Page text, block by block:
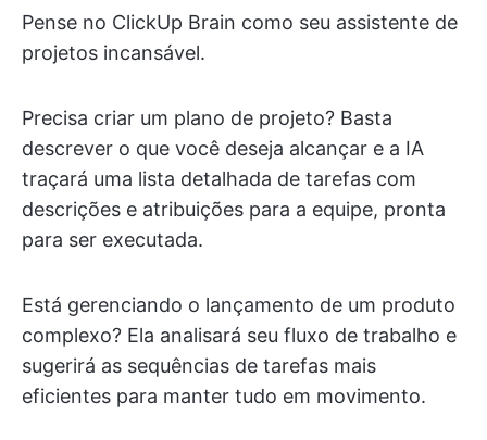
Pense no ClickUp Brain como seu assistente de
projetos incansável.
Precisa criar um plano de projeto? Basta
descrever o que você deseja alcançar e a IA
traçará uma lista detalhada de tarefas com
descrições e atribuições para a equipe, pronta
para ser executada.
Está gerenciando o lançamento de um produto
complexo? Ela analisará seu fluxo de trabalho e
sugerirá as sequências de tarefas mais
eficientes para manter tudo em movimento.